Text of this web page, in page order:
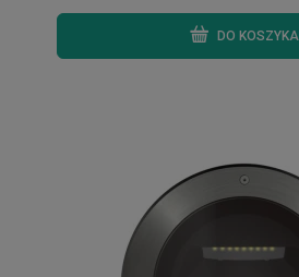
DO KOSZYKA